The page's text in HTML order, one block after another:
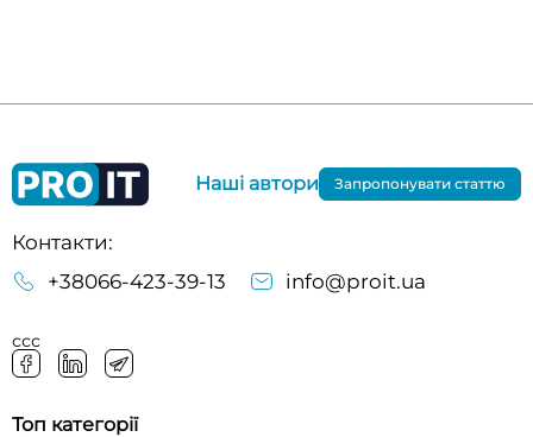
Контакти:
+38066-423-39-13
info@proit.ua
ссс
Наші автори Запропонувати статтю
Топ категорії